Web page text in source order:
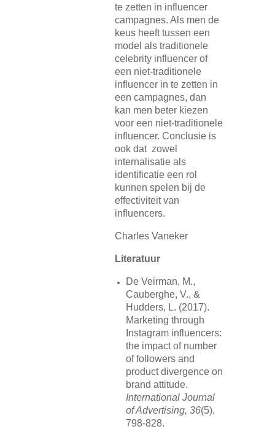
te zetten in influencer
campagnes. Als men de
keus heeft tussen een
model als traditionele
celebrity influencer of
een niet-traditionele
influencer in te zetten in
een campagnes, dan
kan men beter kiezen
voor een niet-traditionele
influencer. Conclusie is
ook dat zowel
internalisatie als
identificatie een rol
kunnen spelen bij de
effectiviteit van
influencers.
Charles Vaneker
Literatuur
De Veirman, M.,
Cauberghe, V., &
Hudders, L. (2017).
Marketing through
Instagram influencers:
the impact of number
of followers and
product divergence on
brand attitude.
International Journal
of Advertising, 36(5),
798-828.